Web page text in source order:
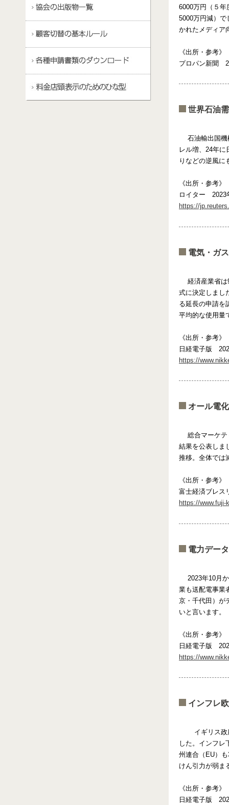
6000万円（５年
5000万円減）
かれたメディア
《出所・参考》
プロパン新聞
世界石油
石油輸出国機
レル増、24年
りなどの逆風に
《出所・参考》
ロイター 2023
https://
電気・ガ
経済産業省は9
式に決定しまし
る延長の申請を
平均的な使用量
《出所・参考》
日経電子版
https://
オール電
総合マーケテ
結果を公表しま
推移。全体では
《出所・参考》
富士経済ブレス
https://
電力デー
2023年10月か
業も送配電事業
京・千代田）が
いと言います。
《出所・参考》
日経電子版
https://
インフレ
イギリス
した。インフレ
州連合（EU）
けん引力が弱ま
《出所・参考》
日経電子版